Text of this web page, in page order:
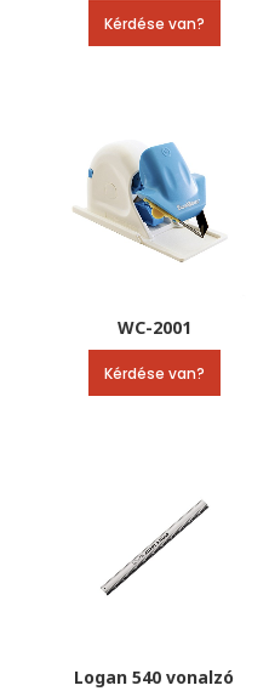
Kérdése van?
WC-2001
Kérdése van?
Logan 540 vonalzó